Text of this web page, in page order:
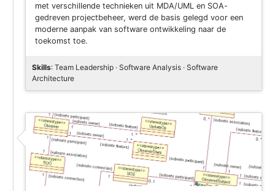
met verschillende technieken uit MDA/UML en SOA-
gedreven projectbeheer, werd de basis gelegd voor een
moderne aanpak van software ontwikkeling naar de
toekomst toe.
Skills: Team Leadership · Software Analysis · Software
Architecture